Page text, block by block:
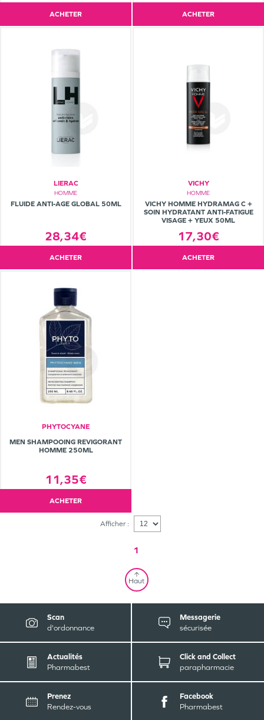
ACHETER ACHETER
LIERAC
HOMME
FLUIDE ANTI-AGE GLOBAL 50ML
28,34€
ACHETER
VICHY
HOMME
VICHY HOMME HYDRAMAG C +
SOIN HYDRATANT ANTI-FATIGUE
VISAGE + YEUX 50ML
17,30€
ACHETER
PHYTOCYANE
MEN SHAMPOOING REVIGORANT
HOMME 250ML
11,35€
ACHETER
Afficher :
1
Haut
Scan
d'ordonnance
Messagerie
sécurisée
Actualités
Pharmabest
Click and Collect
parapharmacie
Prenez
Rendez-vous
Facebook
Pharmabest